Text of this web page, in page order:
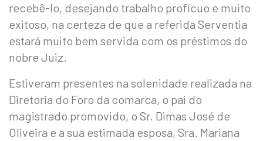
recebê-lo, desejando trabalho profícuo e muito
exitoso, na certeza de que a referida Serventia
estará muito bem servida com os préstimos do
nobre Juiz.
Estiveram presentes na solenidade realizada na
Diretoria do Foro da comarca, o pai do
magistrado promovido, o Sr. Dimas José de
Oliveira e a sua estimada esposa, Sra. Mariana